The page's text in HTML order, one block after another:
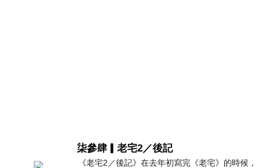
柒參肆▎老宅2／後記
《老宅2／後記》在去年初寫完《老宅》的時候，